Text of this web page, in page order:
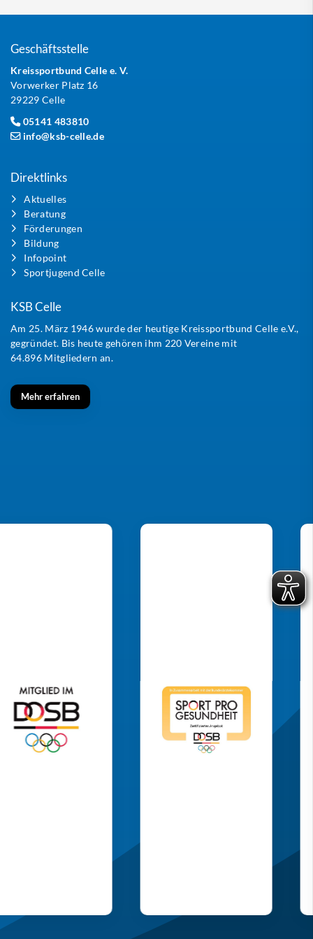
Geschäftsstelle
Kreissportbund Celle e. V.
Vorwerker Platz 16
29229 Celle
05141 483810
info@ksb-celle.de
Direktlinks
Aktuelles
Beratung
Förderungen
Bildung
Infopoint
Sportjugend Celle
KSB Celle
Am 25. März 1946 wurde der heutige Kreissportbund Celle e.V.,
gegründet. Bis heute gehören ihm 220 Vereine mit
64.896 Mitgliedern an.
Mehr erfahren